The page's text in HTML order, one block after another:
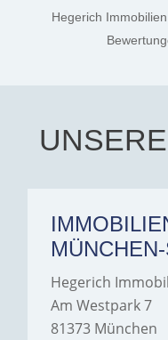
Hegerich
Hegerich
Am Westpark 7
81373 München